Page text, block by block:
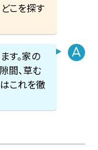
こを探す
す。家の
間、草む
これを徹